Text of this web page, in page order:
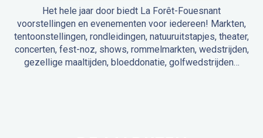
Het hele jaar door biedt La Forêt-Fouesnant
voorstellingen en evenementen voor iedereen! Markten,
tentoonstellingen, rondleidingen, natuuruitstapjes, theater,
concerten, fest-noz, shows, rommelmarkten, wedstrijden,
gezellige maaltijden, bloeddonatie, golfwedstrijden…